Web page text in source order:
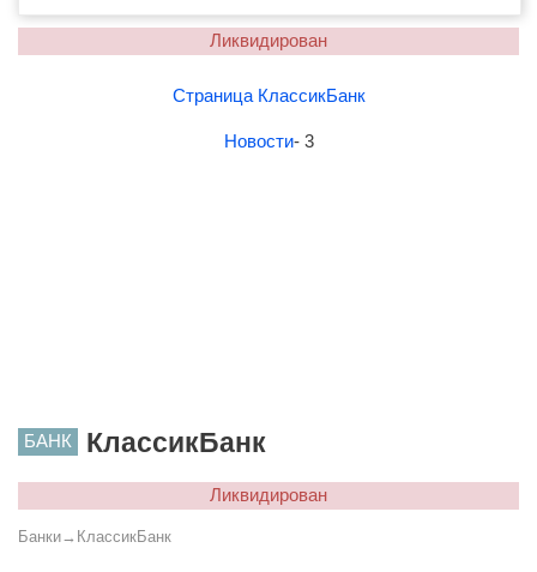
Ликвидирован
Страница КлассикБанк
Новости- 3
БАНК КлассикБанк
Ликвидирован
Банки→ КлассикБанк